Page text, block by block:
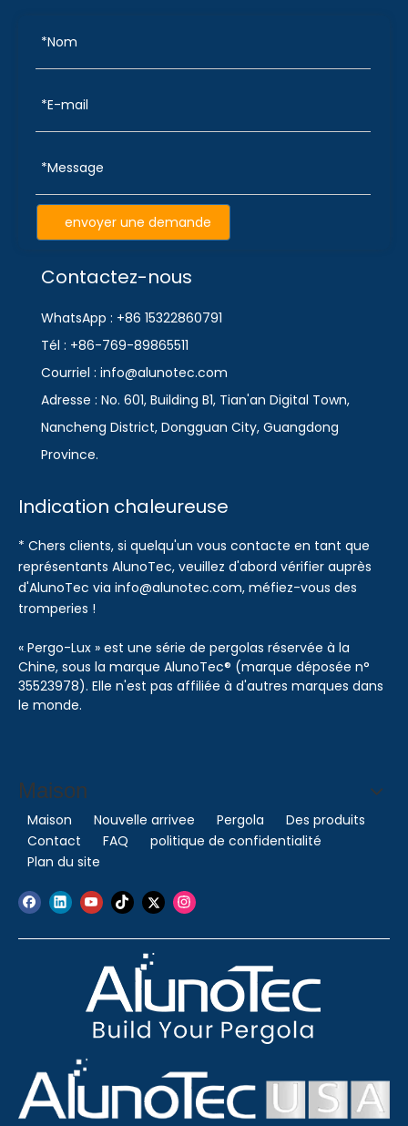
envoyer une demande
Contactez-nous
WhatsApp : +86 15322860791
Tél : +86-769-89865511
Courriel : info@alunotec.com
Adresse : No. 601, Building B1, Tian'an Digital Town,
Nancheng District, Dongguan City, Guangdong
Province.
Indication chaleureuse
* Chers clients, si quelqu'un vous contacte en tant que
représentants AlunoTec, veuillez d'abord vérifier auprès
d'AlunoTec via info@alunotec.com, méfiez-vous des
tromperies !
« Pergo-Lux » est une série de pergolas réservée à la
Chine, sous la marque AlunoTec® (marque déposée n°
35523978). Elle n'est pas affiliée à d'autres marques dans
le monde.
Maison
Maison Nouvelle arrivee Pergola
Des produits
Contact
FAQ
politique de confidentialité
Plan du site